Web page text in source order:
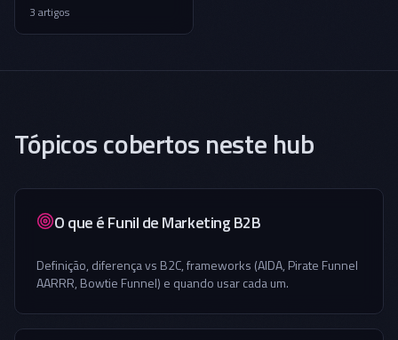
3 artigos
Tópicos cobertos neste hub
O que é Funil de Marketing B2B
Definição, diferença vs B2C, frameworks (AIDA, Pirate Funnel
AARRR, Bowtie Funnel) e quando usar cada um.